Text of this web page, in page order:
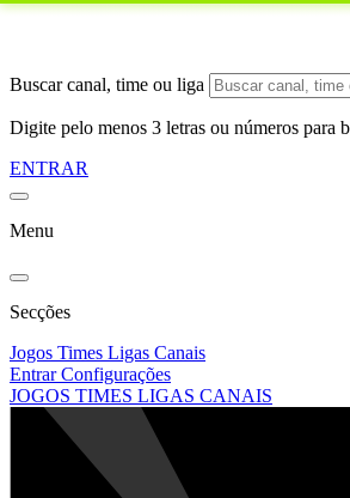
Buscar canal, time ou liga
Digite pelo menos 3 letras ou números para
ENTRAR
Menu
Secções
Jogos Times Ligas Canais
EntrarConfigurações
JOGOS TIMES LIGAS CANAIS